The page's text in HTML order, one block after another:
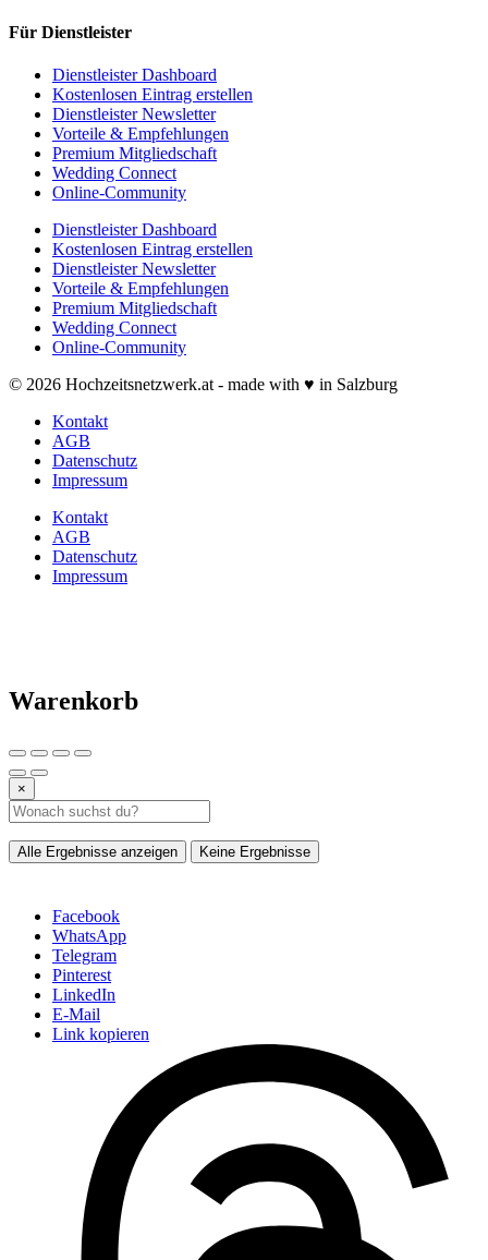
Für Dienstleister
Dienstleister Dashboard
Kostenlosen Eintrag erstellen
Dienstleister Newsletter
Vorteile & Empfehlungen
Premium Mitgliedschaft
Wedding Connect
Online-Community
Dienstleister Dashboard
Kostenlosen Eintrag erstellen
Dienstleister Newsletter
Vorteile & Empfehlungen
Premium Mitgliedschaft
Wedding Connect
Online-Community
© 2026 Hochzeitsnetzwerk.at - made with ♥ in Salzburg
Kontakt
AGB
Datenschutz
Impressum
Kontakt
AGB
Datenschutz
Impressum
Warenkorb
×
Alle Ergebnisse anzeigen Keine Ergebnisse
Facebook
WhatsApp
Telegram
Pinterest
LinkedIn
E-Mail
Link kopieren